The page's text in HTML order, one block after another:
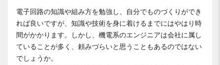
電子回路の知識や組み方を勉強し、自分でものづくりができ
れば良いですが、知識や技術を身に着けるまでにはやはり時
間がかかります。しかし、機電系のエンジニアは会社に属し
ていることが多く、頼みづらいと思うこともあるのではない
でしょうか。